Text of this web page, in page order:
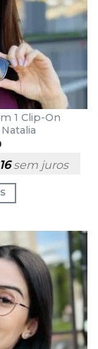
1 Clip-On
sem juros